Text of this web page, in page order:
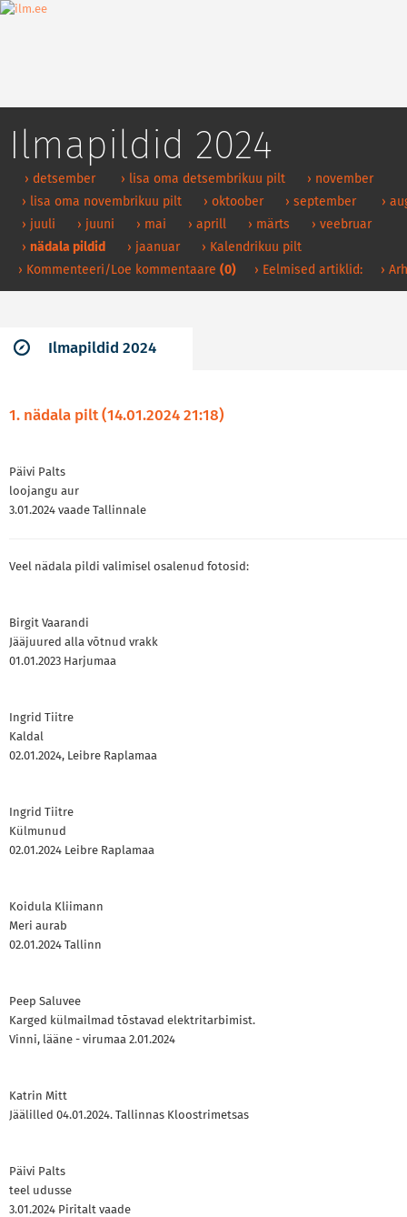
Ilmapildid 2024
› detsember › lisa oma detsembrikuu pilt
› november
› lisa oma novembrikuu pilt
› oktoober › september
›
› juuli
› juuni › mai › aprill › märts
› veebruar
› nädala pildid › jaanuar
› Kalendrikuu pilt
› Kommenteeri/Loe kommentaare (0) › Eelmised artiklid: ›
Ilmapildid 2024
1. nädala pilt (14.01.2024 21:18)
Päivi Palts
loojangu aur
3.01.2024 vaade Tallinnale
Veel nädala pildi valimisel osalenud fotosid:
Birgit Vaarandi
Jääjuured alla võtnud vrakk
01.01.2023 Harjumaa
Ingrid Tiitre
Kaldal
02.01.2024, Leibre Raplamaa
Ingrid Tiitre
Külmunud
02.01.2024 Leibre Raplamaa
Koidula Kliimann
Meri aurab
02.01.2024 Tallinn
Peep Saluvee
Karged külmailmad tõstavad elektritarbimist.
Vinni, lääne - virumaa 2.01.2024
Katrin Mitt
Jäälilled 04.01.2024. Tallinnas Kloostrimetsas
Päivi Palts
teel udusse
3.01.2024 Piritalt vaade